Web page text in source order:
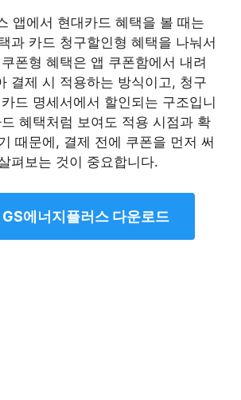
앱에서 현대카드 혜택을 볼 때는
과 카드 청구할인형 혜택을 나눠서
폰형 혜택은 앱 쿠폰함에서 내려
결제 시 적용하는 방식이고, 청구
드 명세서에서 할인되는 구조입니
혜택처럼 보여도 적용 시점과 확
때문에, 결제 전에 쿠폰을 먼저 써
펴보는 것이 중요합니다.
에너지플러스 다운로드